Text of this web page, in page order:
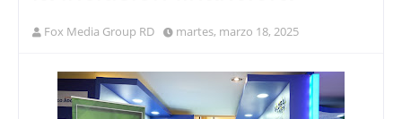
Fox Media Group RD martes, marzo 18, 2025